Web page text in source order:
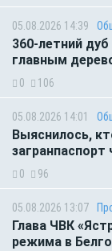
05.08.2026 14:39
360-летний
главным
0 106
05.08.2026 14:01
Выяснилось,
0 96
05.08.2026 13:07
Глава ЧВК
режима в